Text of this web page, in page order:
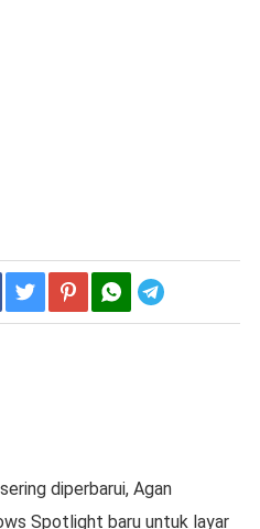
diperbarui, Agan
Spotlight baru untuk layar